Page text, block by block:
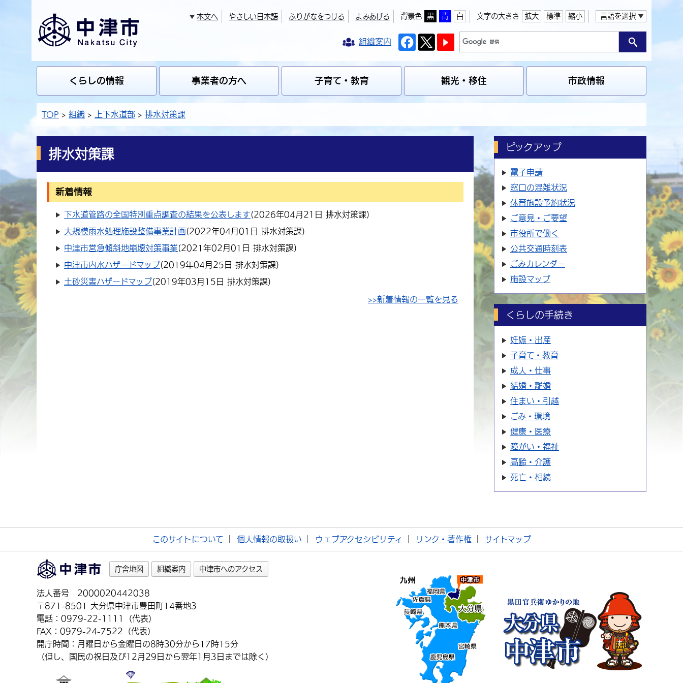
本文へ やさしい日本語 ふりがなをつける よみあげる 背景色 黒 青 白 文字の大きさ 拡大 標準 縮小 言語を選択
組織案内
くらしの情報 事業者の方へ 子育て・教育 観光・移住 市政情報
TOP 組織 上下水道部 排水対策課
排水対策課
新着情報
下水道管路の全国特別重点調査の結果を公表します(2026年04月21日 排水対策課)
大規模雨水処理施設整備事業計画(2022年04月01日 排水対策課)
中津市営急傾斜地崩壊対策事業(2021年02月01日 排水対策課)
中津市内水ハザードマップ(2019年04月25日 排水対策課)
土砂災害ハザードマップ(2019年03月15日 排水対策課)
>>新着情報の一覧を見る
ピックアップ
電子申請
窓口の混雑状況
体育施設予約状況
ご意見・ご要望
市役所で働く
公共交通時刻表
ごみカレンダー
施設マップ
くらしの手続き
妊娠・出産
子育て・教育
成人・仕事
結婚・離婚
住まい・引越
ごみ・環境
健康・医療
障がい・福祉
高齢・介護
死亡・相続
このサイトについて 個人情報の取扱い ウェブアクセシビリティ リンク・著作権 サイトマップ
庁舎地図 組織案内 中津市へのアクセス
法人番号 2000020442038
〒871-8501 大分県中津市豊田町14番地3
電話：0979-22-1111（代表）
FAX：0979-24-7522（代表）
開庁時間：月曜日から金曜日の8時30分から17時15分
（但し、国民の祝日及び12月29日から翌年1月3日までは除く）